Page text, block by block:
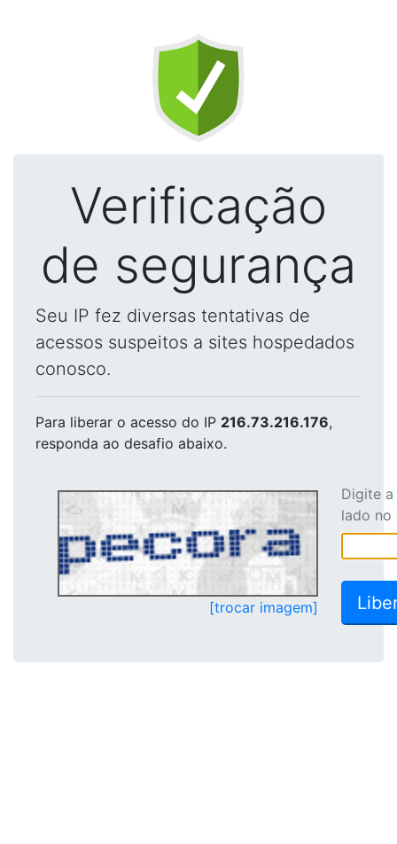
Verificação
de segurança
Seu IP fez diversas tentativas de
acessos suspeitos a sites hospedados
conosco.
Para liberar o acesso do IP 216.73.216.176,
responda ao desafio abaixo.
[trocar imagem]
Digite
lado no